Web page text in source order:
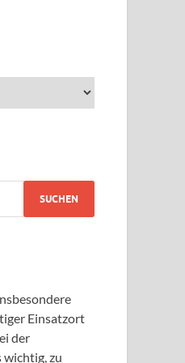
Einsatzort
der
zu